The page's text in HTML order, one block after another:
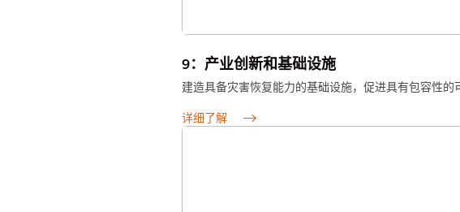
9：产业创新和基础设施
建造具备灾害恢复能力的基础设施，促进具有包容性的
详细了解